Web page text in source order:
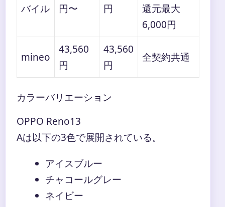
バイル
円〜
円
還元最大
6,000円
mineo
43,560
円
43,560
円
全契約共通
カラーバリエーション
OPPO Reno13
Aは以下の3色で展開されている。
アイスブルー
チャコールグレー
ネイビー